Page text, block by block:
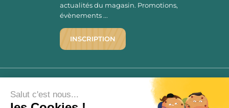
9.7/10
actualités du magasin. Promotions,
évènements ...
INSCRIPTION
Qui sommes-nous ?
Mentions légales
Salut c'est nous...